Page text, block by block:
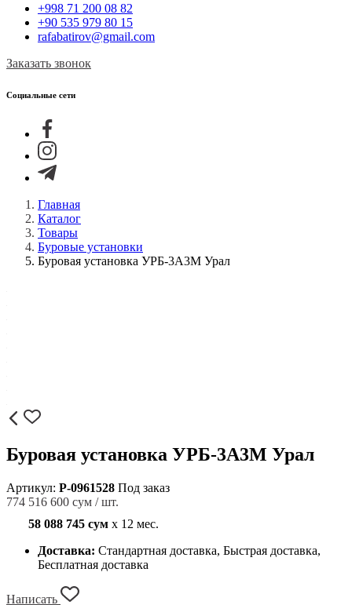
+998 71 200 08 82
+90 535 979 80 15
rafabatirov@gmail.com
Заказать звонок
Социальные сети
Главная
Каталог
Товары
Буровые установки
Буровая установка УРБ-3А3М Урал
Буровая установка УРБ-3А3М Урал
Артикул: P-0961528 Под заказ
774 516 600 сум / шт.
58 088 745 сум x 12 мес.
Доставка: Стандартная доставка, Быстрая доставка,
Бесплатная доставка
Написать